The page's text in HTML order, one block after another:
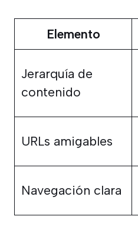
Elemento
Jerarquía de
contenido
URLs amigables
Navegación clara